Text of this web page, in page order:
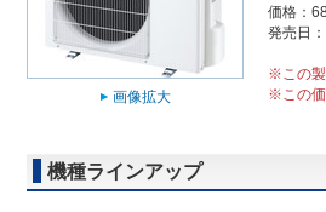
画像拡大
価格：
発売日
※この製
※この価
機種ラインアップ